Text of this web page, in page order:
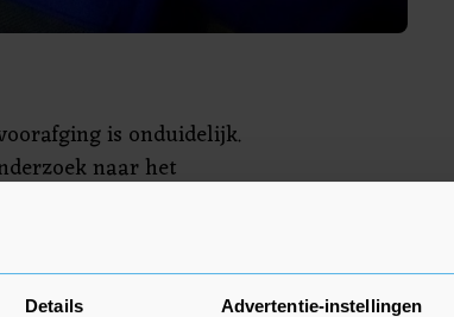
Details Advertentie-instellingen
is onduidelijk.
naar het